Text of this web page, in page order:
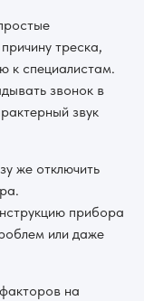
треска,
к специалистам.
звонок в
звук
же отключить
прибора
или даже
на